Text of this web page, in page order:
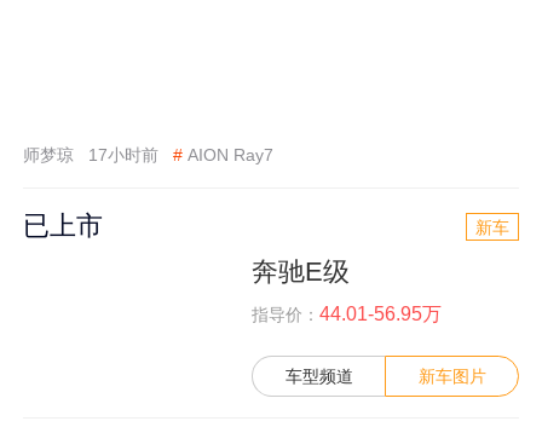
师梦琼 17小时前 # AION Ray7
已上市 新车
奔驰E级
指导价： 44.01-56.95万
车型频道 新车图片